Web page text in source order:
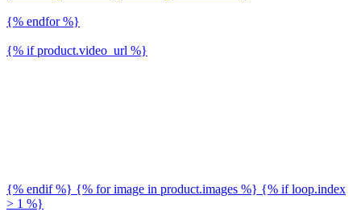
{% endfor %}
{% if product.video_url %}
{% endif %} {% for image in product.images %} {% if loop.index
> 1 %}